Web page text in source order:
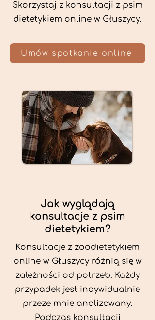
Skorzystaj z konsultacji z psim
dietetykiem online w Głuszycy.
Umów spotkanie online
Jak wyglądają
konsultacje z psim
dietetykiem?
Konsultacje z zoodietetykiem
online w Głuszycy różnią się w
zależności od potrzeb. Każdy
przypadek jest indywidualnie
przeze mnie analizowany.
Podczas konsultacji